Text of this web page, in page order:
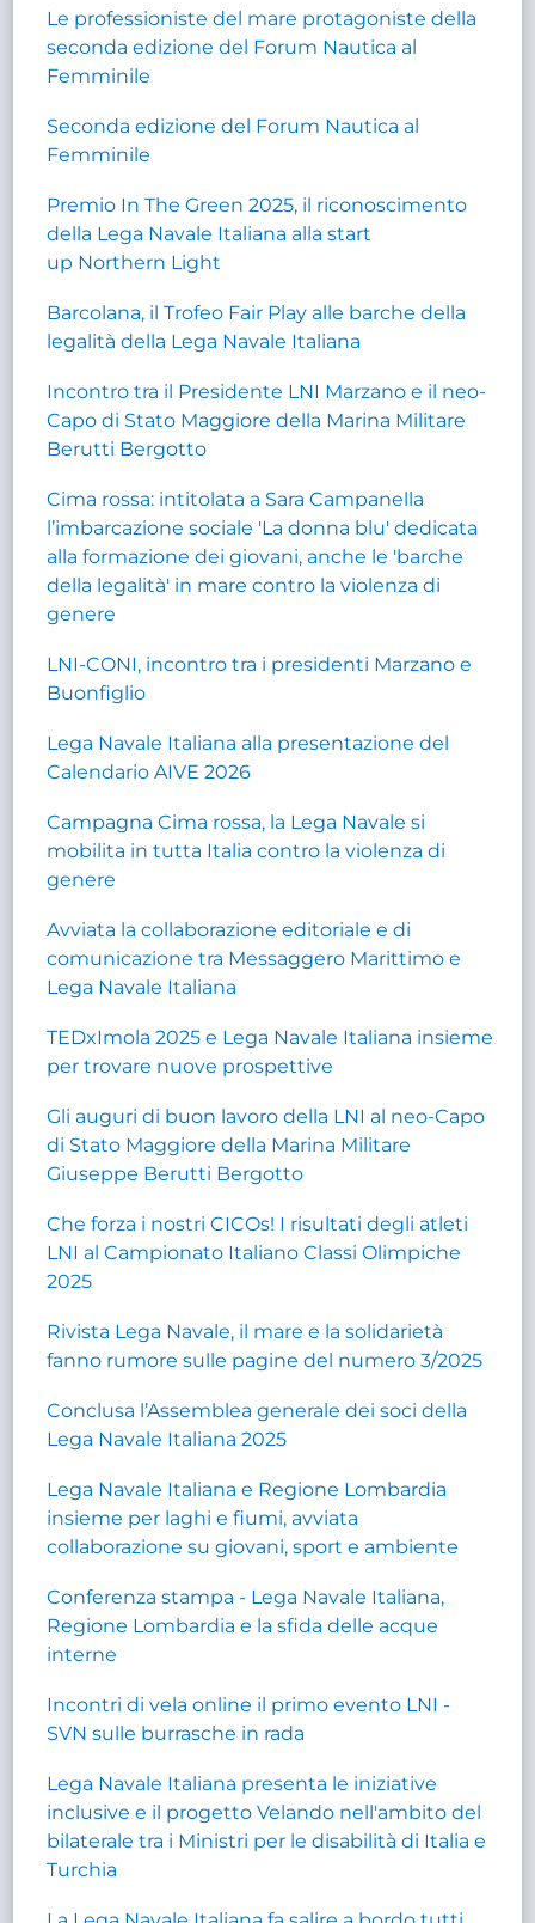
Le professioniste del mare protagoniste della
seconda edizione del Forum Nautica al
Femminile
Seconda edizione del Forum Nautica al
Femminile
Premio In The Green 2025, il riconoscimento
della Lega Navale Italiana alla start
up Northern Light
Barcolana, il Trofeo Fair Play alle barche della
legalità della Lega Navale Italiana
Incontro tra il Presidente LNI Marzano e il neo-
Capo di Stato Maggiore della Marina Militare
Berutti Bergotto
Cima rossa: intitolata a Sara Campanella
l’imbarcazione sociale 'La donna blu' dedicata
alla formazione dei giovani, anche le 'barche
della legalità' in mare contro la violenza di
genere
LNI-CONI, incontro tra i presidenti Marzano e
Buonfiglio
Lega Navale Italiana alla presentazione del
Calendario AIVE 2026
Campagna Cima rossa, la Lega Navale si
mobilita in tutta Italia contro la violenza di
genere
Avviata la collaborazione editoriale e di
comunicazione tra Messaggero Marittimo e
Lega Navale Italiana
TEDxImola 2025 e Lega Navale Italiana insieme
per trovare nuove prospettive
Gli auguri di buon lavoro della LNI al neo-Capo
di Stato Maggiore della Marina Militare
Giuseppe Berutti Bergotto
Che forza i nostri CICOs! I risultati degli atleti
LNI al Campionato Italiano Classi Olimpiche
2025
Rivista Lega Navale, il mare e la solidarietà
fanno rumore sulle pagine del numero 3/2025
Conclusa l’Assemblea generale dei soci della
Lega Navale Italiana 2025
Lega Navale Italiana e Regione Lombardia
insieme per laghi e fiumi, avviata
collaborazione su giovani, sport e ambiente
Conferenza stampa - Lega Navale Italiana,
Regione Lombardia e la sfida delle acque
interne
Incontri di vela online il primo evento LNI -
SVN sulle burrasche in rada
Lega Navale Italiana presenta le iniziative
inclusive e il progetto Velando nell'ambito del
bilaterale tra i Ministri per le disabilità di Italia e
Turchia